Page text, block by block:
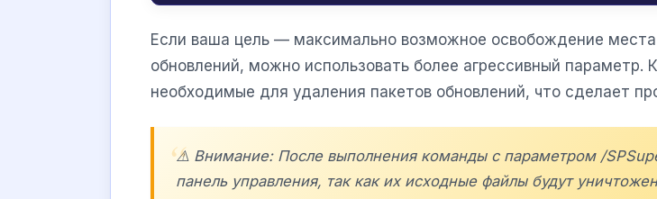
Если ваша цель — максимально возможное освобождение
обновлений, можно использовать более агрессивный параметр.
необходимые для удаления пакетов обновлений, что сделает
⚠️ Внимание: После выполнения команды с параметром /
панель управления, так как их исходные файлы будут